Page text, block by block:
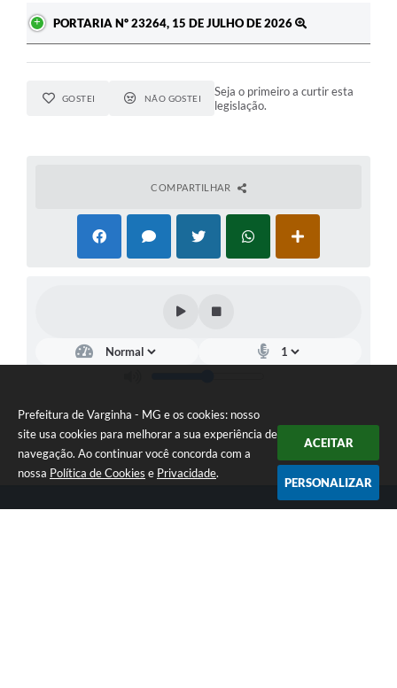
Prefeitura de Varginha - MG e os cookies: nosso
site usa cookies para melhorar a sua experiência de
navegação. Ao continuar você concorda com a
nossa Política de Cookies e Privacidade.
ACEITAR
PERSONALIZAR
PORTARIA Nº 23264, 15 DE JULHO DE 2026
GOSTEI NÃO GOSTEI
Seja o primeiro a curtir esta
legislação.
COMPARTILHAR